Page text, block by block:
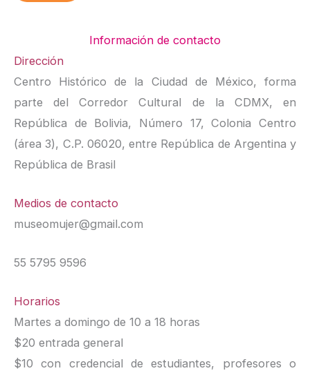
Información de contacto
Dirección
Centro Histórico de la Ciudad de México, forma
parte del Corredor Cultural de la CDMX, en
República de Bolivia, Número 17, Colonia Centro
(área 3), C.P. 06020, entre República de Argentina y
República de Brasil
Medios de contacto
museomujer@gmail.com
55 5795 9596
Horarios
Martes a domingo de 10 a 18 horas
$20 entrada general
$10 con credencial de estudiantes, profesores o